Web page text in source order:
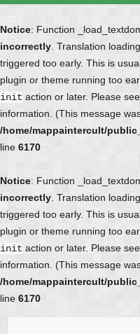
Notice: Function
incorrectly . Translation
triggered too early. This is
plugin or theme running too
init action or later. Please see
information. (This message
/home/mappaintercult/
line 6170
Notice: Function
incorrectly . Translation
triggered too early. This is
plugin or theme running too
init action or later. Please see
information. (This message
/home/mappaintercult/
line 6170